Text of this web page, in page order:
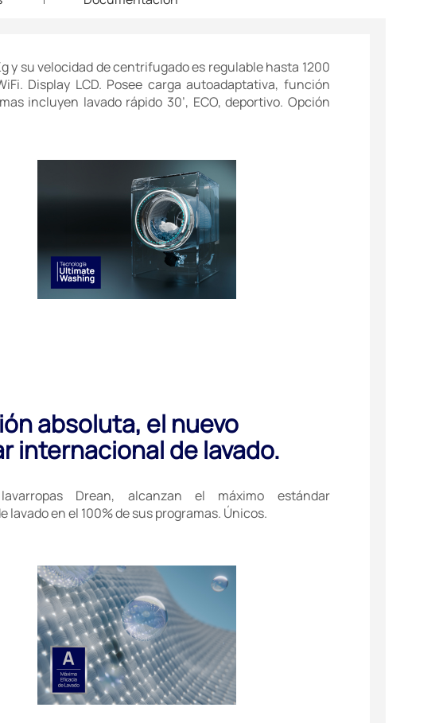
y su velocidad de centrifugado es regulable hasta 1200
Display LCD. Posee carga autoadaptativa, función
incluyen lavado rápido 30’, ECO, deportivo. Opción
absoluta, el nuevo
internacional de lavado.
Drean, alcanzan el máximo estándar
lavado en el 100% de sus programas. Únicos.